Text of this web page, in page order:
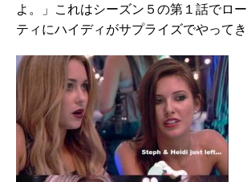
よ。」これはシーズン５の第１話でロ
ティにハイディがサプライズでやってき